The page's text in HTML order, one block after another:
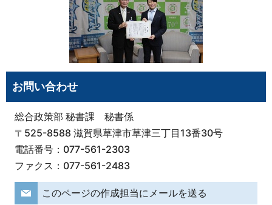
お問い合わせ
総合政策部 秘書課 秘書係
〒525-8588 滋賀県草津市草津三丁目13番30号
電話番号：077-561-2303
ファクス：077-561-2483
このページの作成担当にメールを送る